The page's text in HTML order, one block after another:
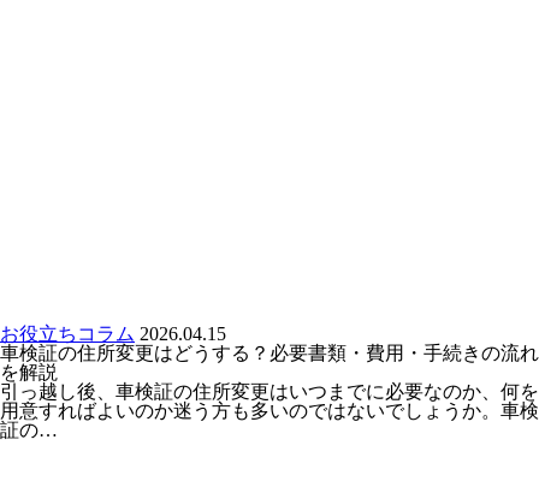
お役立ちコラム 2026.04.15
車検証の住所変更はどうする？必要書類・費用・手続きの流れ
を解説
引っ越し後、車検証の住所変更はいつまでに必要なのか、何を
用意すればよいのか迷う方も多いのではないでしょうか。車検
証の…